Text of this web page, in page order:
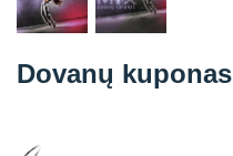
Dovanų kuponas